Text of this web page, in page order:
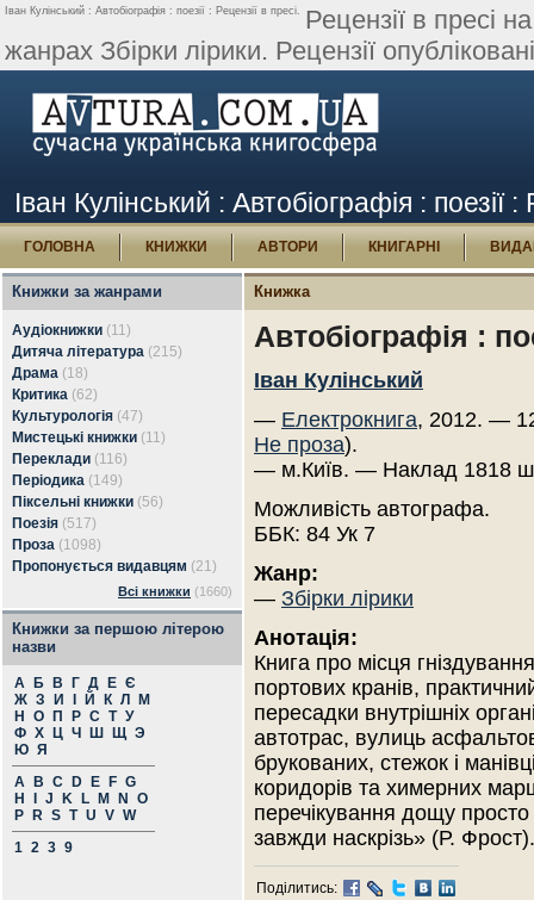
Іван Кулінський : Автобіографія : поезії : Рецензії в пресі. Рецензії в пресі
жанрах Збірки лірики. Рецензії
Іван Кулінський : Автобіографія : поезії :
ГОЛОВНА КНИЖКИ АВТОРИ КНИГАРНІ
Книжки за жанрами
Аудіокнижки (11)
Дитяча література (215)
Драма (18)
Критика (62)
Культурологія (47)
Мистецькі книжки (11)
Переклади (116)
Періодика (149)
Піксельні книжки (56)
Поезія (517)
Проза (1098)
Пропонується видавцям (21)
Всі книжки (1660)
Книжки за першою літерою
назви
А Б В Г Д Е Є
Ж З И Й К Л
М
Н
О П Р С Т У
Ф Х Ц Ч Ш Щ Э
Ю Я
A
B C D E F G
H
J K L M N
O
P
R S T U V W
1 2 3 9
Книжка
Автобіографія :
Іван Кулінський
— Електрокнига, 2012. —
Не проза).
— м.Київ. — Наклад 1818
Можливість автографа.
ББК: 84 Ук 7
Жанр:
— Збірки лірики
Анотація:
Книга про місця гніздування
портових кранів,
пересадки внутрішніх
автотрас, вулиць
брукованих, сте­­­жок і
ко­­­ридо­рів та химерних
пе­ре­чі­ку­­вання дощу
зав­жди наскрізь» (Р. Фрост).
Поділитись: